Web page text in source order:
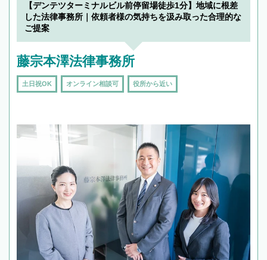
【デンテツターミナルビル前停留場徒歩1分】地域に根差
した法律事務所｜依頼者様の気持ちを汲み取った合理的な
ご提案
藤宗本澤法律事務所
土日祝OK オンライン相談可 役所から近い